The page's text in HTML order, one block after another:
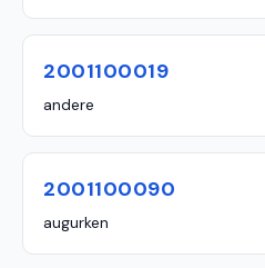
2001100019
andere
2001100090
augurken